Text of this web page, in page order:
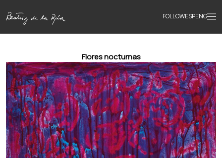
FOLLOWESPENG
Accueil
Œuvres
Textes
Biographie
Flores nocturnas